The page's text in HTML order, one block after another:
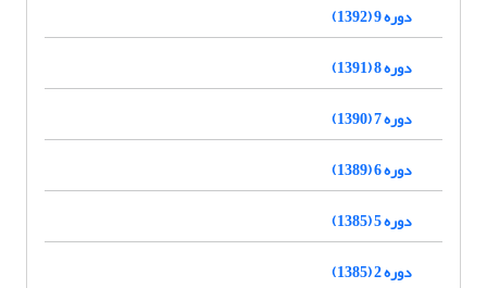
دوره 9 (1392)
دوره 8 (1391)
دوره 7 (1390)
دوره 6 (1389)
دوره 5 (1385)
دوره 2 (1385)